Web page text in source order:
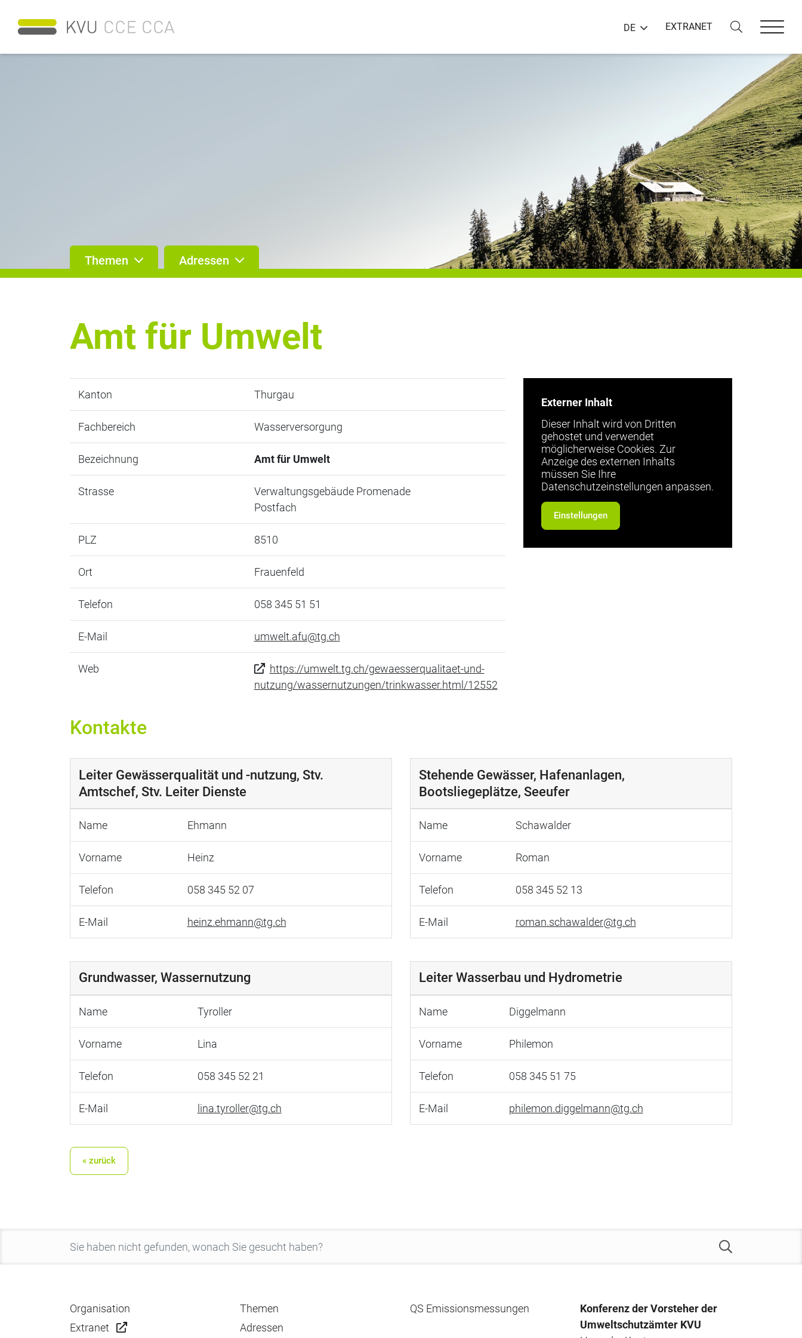
DE EXTRANET
Themen Adressen
Amt für Umwelt
Kanton Thurgau
Fachbereich Wasserversorgung
Bezeichnung Amt für Umwelt
Strasse
Verwaltungsgebäude Promenade
Postfach
PLZ 8510
Ort Frauenfeld
Telefon 058 345 51 51
E-Mail umwelt.afu@tg.ch
Web
https://umwelt.tg.ch/gewaesserqualitaet-und-
nutzung/wassernutzungen/trinkwasser.html/12552
Externer Inhalt
Dieser Inhalt wird von Dritten
gehostet und verwendet
möglicherweise Cookies. Zur
Anzeige des externen Inhalts
müssen Sie Ihre
Datenschutzeinstellungen anpassen.
Einstellungen
Kontakte
Leiter Gewässerqualität und -nutzung, Stv.
Amtschef, Stv. Leiter Dienste
Name Ehmann
Vorname Heinz
Telefon 058 345 52 07
E-Mail heinz.ehmann@tg.ch
Stehende Gewässer, Hafenanlagen,
Bootsliegeplätze, Seeufer
Name Schawalder
Vorname Roman
Telefon 058 345 52 13
E-Mail roman.schawalder@tg.ch
Grundwasser, Wassernutzung
Name Tyroller
Vorname Lina
Telefon 058 345 52 21
E-Mail lina.tyroller@tg.ch
Leiter Wasserbau und Hydrometrie
Name Diggelmann
Vorname Philemon
Telefon 058 345 51 75
E-Mail philemon.diggelmann@tg.ch
« zurück
Organisation
Extranet
Themen
Adressen
QS Emissionsmessungen
Konferenz der Vorsteher der
Umweltschutzämter KVU